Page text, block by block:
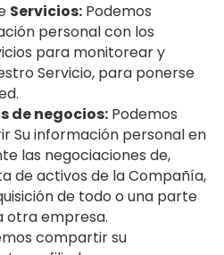
Servicios: Podemos
personal con los
para monitorear y
Servicio, para ponerse
de negocios: Podemos
Su información personal en
las negociaciones de,
de activos de la Compañía,
de todo o una parte
otra empresa.
compartir su